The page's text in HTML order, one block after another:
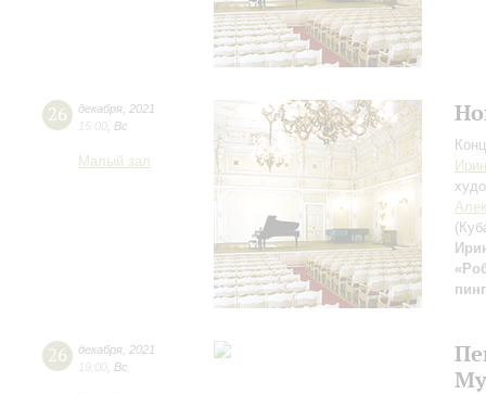
26 декабря 2021
15:00 Вс
Малый зал
26 декабря 2021
19:00 Вс